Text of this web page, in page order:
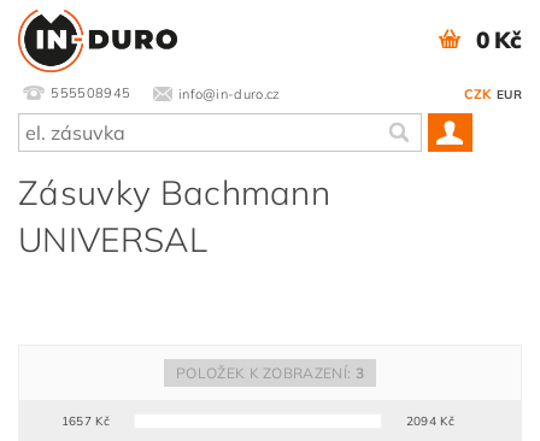
555508945 info@in-duro.cz CZK EUR
0 Kč
Zásuvky Bachmann
UNIVERSAL
1657Kč 2094 Kč
POLOŽEK K ZOBRAZENÍ: 3